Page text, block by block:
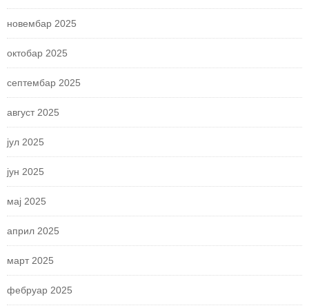
новембар 2025
октобар 2025
септембар 2025
август 2025
јул 2025
јун 2025
мај 2025
април 2025
март 2025
фебруар 2025